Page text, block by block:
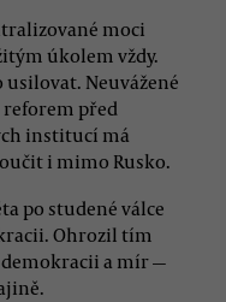
moci
úkolem vždy.
Neuvážené
před
institucí má
i mimo Rusko.
po studené válce
Ohrozil tím
a mír —